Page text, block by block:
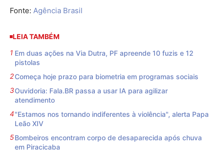
Fonte: Agência Brasil
LEIA TAMBÉM
Em duas ações na Via Dutra, PF apreende 10 fuzis e 12
pistolas
Começa hoje prazo para biometria em programas sociais
Ouvidoria: Fala.BR passa a usar IA para agilizar
atendimento
"Estamos nos tornando indiferentes à violência", alerta Papa
Leão XIV
Bombeiros encontram corpo de desaparecida após chuva
em Piracicaba